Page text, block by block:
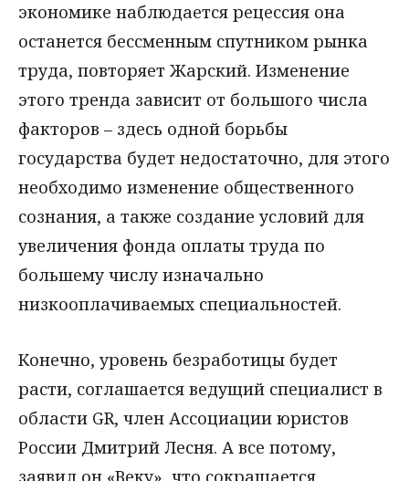
экономике наблюдается рецессия она
останется бессменным спутником рынка
труда, повторяет Жарский. Изменение
этого тренда зависит от большого числа
факторов – здесь одной борьбы
государства будет недостаточно, для этого
необходимо изменение общественного
сознания, а также создание условий для
увеличения фонда оплаты труда по
большему числу изначально
низкооплачиваемых специальностей.
Конечно, уровень безработицы будет
расти, соглашается ведущий специалист в
области GR, член Ассоциации юристов
России Дмитрий Лесня. А все потому,
заявил он «Веку», что сокращается